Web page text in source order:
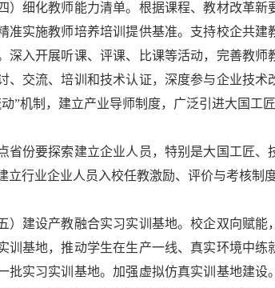
细化教师能力清单。根据课程、教材改革新
准实施教师培养培训提供基准。支持校企共
深入开展听课、评课、比课等活动，完善教
、交流、培训和技术认证，深度参与企业技
”机制，建立产业导师制度，广泛引进大国工
份要探索建立企业人员，特别是大国工匠、
立行业企业人员入校任教激励、评价与考核制
建设产教融合实习实训基地。校企双向赋能
训基地，推动学生在生产一线、真实环境中
批实习实训基地。加强虚拟仿真实训基地建